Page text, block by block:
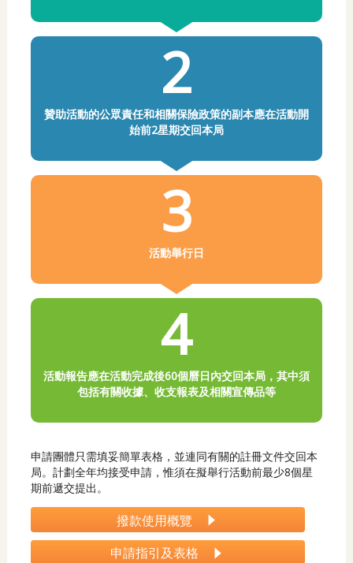
2
贊助活動的公眾責任和相關保險政策的副本應在活動開
始前2星期交回本局
3
活動舉行日
4
活動報告應在活動完成後60個曆日內交回本局，其中須
包括有關收據、收支報表及相關宣傳品等
申請團體只需填妥簡單表格，並連同有關的註冊文件交回本
局。計劃全年均接受申請，惟須在擬舉行活動前最少8個星
期前遞交提出。
撥款使用概覽
申請指引及表格